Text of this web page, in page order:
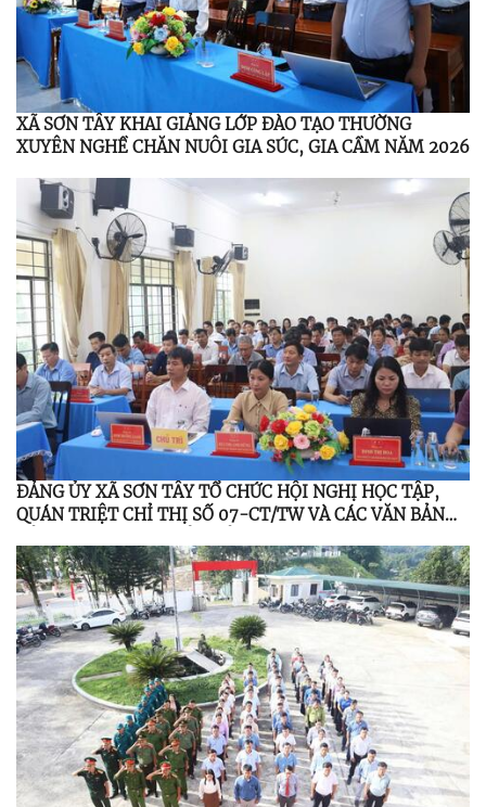
XÃ SƠN TÂY KHAI GIẢNG LỚP ĐÀO TẠO THƯỜNG
XUYÊN NGHỀ CHĂN NUÔI GIA SÚC, GIA CẦM NĂM 2026
ĐẢNG ỦY XÃ SƠN TÂY TỔ CHỨC HỘI NGHỊ HỌC TẬP,
QUÁN TRIỆT CHỈ THỊ SỐ 07-CT/TW VÀ CÁC VĂN BẢN